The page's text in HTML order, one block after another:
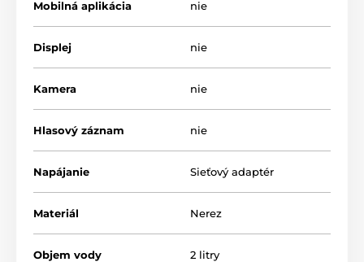
Mobilná aplikácia nie
Displej nie
Kamera nie
Hlasový záznam nie
Napájanie Sieťový adaptér
Materiál Nerez
Objem vody 2 litry